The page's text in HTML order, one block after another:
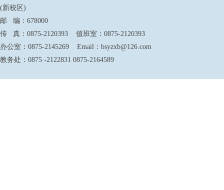
(新校区)
邮 编：678000
传 真：0875-2120393 值班室：0875-2120393
办公室：0875-2145269 Email：bsyzxb@126.com
教务处：0875 -2122831 0875-2164589